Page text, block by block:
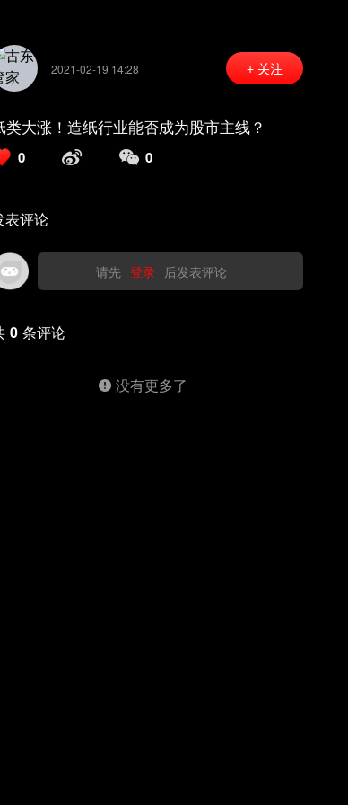
2021-02-19 14:28 + 关注
类大涨！造纸行业能否成为股市主线？
0 0
表评论
请先 登录 后发表评论
0 条评论
没有更多了